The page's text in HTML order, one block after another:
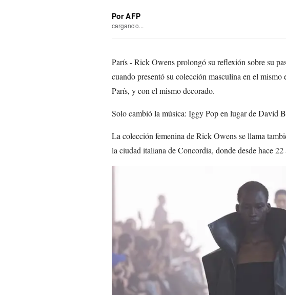
Por AFP
cargando...
París - Rick Owens prolongó su reflexión sobre su
cuando presentó su colección masculina en el
París, y con el mismo decorado.
Solo cambió la música: Iggy Pop en lugar de David
La colección femenina de Rick Owens se llama
la ciudad italiana de Concordia, donde desde hace